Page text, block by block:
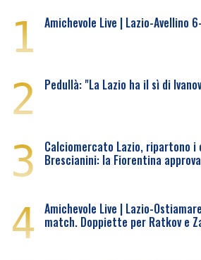
1 Amichevole Live | Lazio-Avellino
2 Pedullà: "La Lazio ha il sì di
3 Calciomercato Lazio, ripartono
Brescianini: la Fiorentina
4 Amichevole Live | Lazio-
match. Doppiette per Ratkov e